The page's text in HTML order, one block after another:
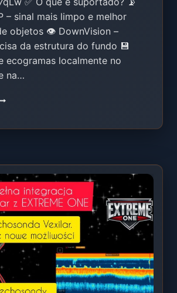
– sinal mais limpo e melhor
objetos 👁️ DownVision –
da estrutura do fundo 💾
ecogramas localmente no
na…